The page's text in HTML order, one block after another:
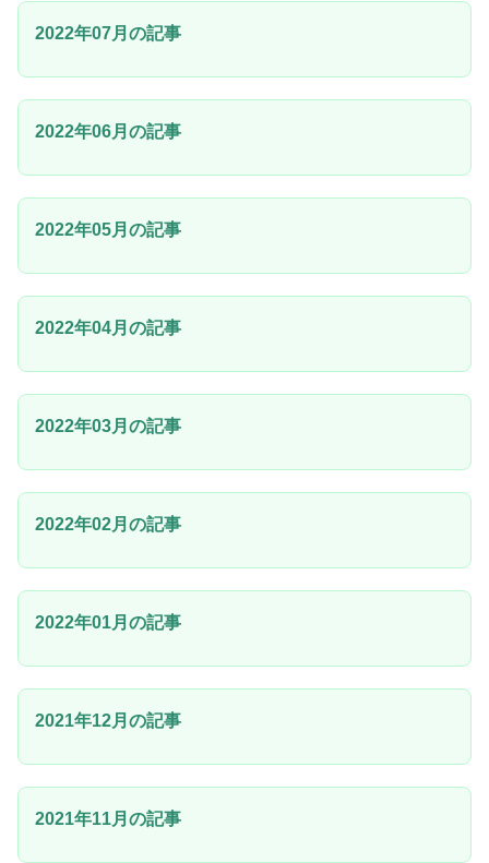
2022年07月の記事
2022年06月の記事
2022年05月の記事
2022年04月の記事
2022年03月の記事
2022年02月の記事
2022年01月の記事
2021年12月の記事
2021年11月の記事